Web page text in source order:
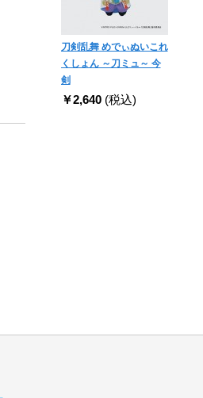
刀剣乱舞 めでぃぬいこれ
くしょん ～刀ミュ～ 今
剣
￥2,640 (税込)